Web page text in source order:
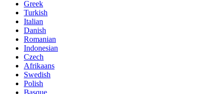
Greek
Turkish
Italian
Danish
Romanian
Indonesian
Czech
Afrikaans
Swedish
Polish
Basque